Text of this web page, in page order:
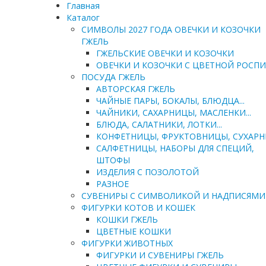
Главная
Каталог
СИМВОЛЫ 2027 ГОДА ОВЕЧКИ И КОЗОЧКИ
ГЖЕЛЬ
ГЖЕЛЬСКИЕ ОВЕЧКИ И КОЗОЧКИ
ОВЕЧКИ И КОЗОЧКИ С ЦВЕТНОЙ
ПОСУДА ГЖЕЛЬ
АВТОРСКАЯ ГЖЕЛЬ
ЧАЙНЫЕ ПАРЫ, БОКАЛЫ, БЛЮДЦА...
ЧАЙНИКИ, САХАРНИЦЫ, МАСЛЕНКИ...
БЛЮДА, САЛАТНИКИ, ЛОТКИ...
КОНФЕТНИЦЫ, ФРУКТОВНИЦЫ,
САЛФЕТНИЦЫ, НАБОРЫ ДЛЯ СПЕЦИЙ,
ШТОФЫ
ИЗДЕЛИЯ С ПОЗОЛОТОЙ
РАЗНОЕ
СУВЕНИРЫ С СИМВОЛИКОЙ И НАДПИСЯМИ
ФИГУРКИ КОТОВ И КОШЕК
КОШКИ ГЖЕЛЬ
ЦВЕТНЫЕ КОШКИ
ФИГУРКИ ЖИВОТНЫХ
ФИГУРКИ И СУВЕНИРЫ ГЖЕЛЬ